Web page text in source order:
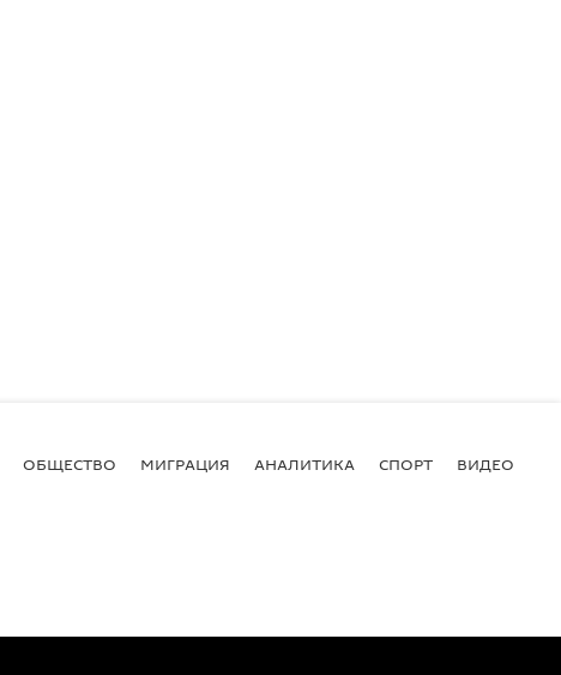
ОБЩЕСТВО МИГРАЦИЯ АНАЛИТИКА СПОРТ ВИДЕО